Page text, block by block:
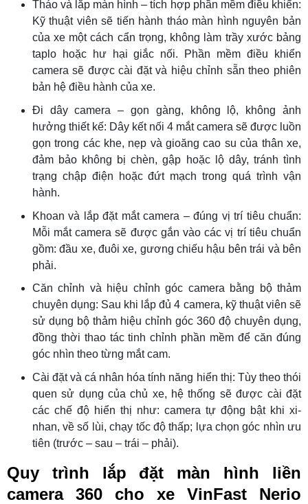
Tháo và lắp màn hình – tích hợp phần mềm điều khiển:
Kỹ thuật viên sẽ tiến hành tháo màn hình nguyên bản
của xe một cách cẩn trọng, không làm trầy xước bảng
taplo hoặc hư hại giắc nối. Phần mềm điều khiển
camera sẽ được cài đặt và hiệu chỉnh sẵn theo phiên
bản hệ điều hành của xe.
Đi dây camera – gọn gàng, không lộ, không ảnh
hưởng thiết kế: Dây kết nối 4 mắt camera sẽ được luồn
gọn trong các khe, nẹp và gioăng cao su của thân xe,
đảm bảo không bị chèn, gập hoặc lộ dây, tránh tình
trạng chập điện hoặc đứt mạch trong quá trình vận
hành.
Khoan và lắp đặt mắt camera – đúng vị trí tiêu chuẩn:
Mỗi mắt camera sẽ được gắn vào các vị trí tiêu chuẩn
gồm: đầu xe, đuôi xe, gương chiếu hậu bên trái và bên
phải.
Căn chỉnh và hiệu chỉnh góc camera bằng bộ thảm
chuyên dụng: Sau khi lắp đủ 4 camera, kỹ thuật viên sẽ
sử dụng bộ thảm hiệu chỉnh góc 360 độ chuyên dụng,
đồng thời thao tác tinh chỉnh phần mềm để căn đúng
góc nhìn theo từng mắt cam.
Cài đặt và cá nhân hóa tính năng hiển thị: Tùy theo thói
quen sử dụng của chủ xe, hệ thống sẽ được cài đặt
các chế độ hiển thị như: camera tự động bật khi xi-
nhan, về số lùi, chạy tốc độ thấp; lựa chọn góc nhìn ưu
tiên (trước – sau – trái – phải).
Quy trình lắp đặt màn hình liền
camera 360 cho xe VinFast Nerio